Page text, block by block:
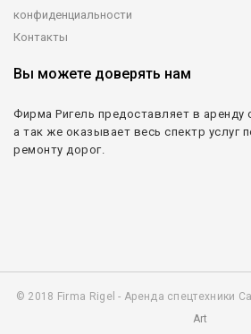
конфиденциальности
Контакты
Вы можете доверять нам
Фирма Ригель предоставляет в аренду
а так же оказывает весь спектр услуг
ремонту дорог.
© 2018 Firma Rigel - Аренда спецтехники
Art